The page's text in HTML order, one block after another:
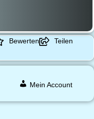
Bewerten Teilen
Mein Account